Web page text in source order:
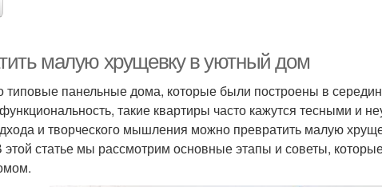
малую хрущевку в уютный дом
панельные дома, которые были построены в
такие квартиры часто кажутся тесными и
и творческого мышления можно превратить малую
этой статье мы рассмотрим основные этапы и советы,